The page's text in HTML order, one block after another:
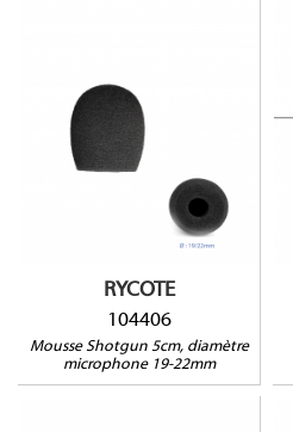
RYCOTE
104406
Mousse Shotgun 5cm, diamètre
microphone 19-22mm
Compatible avec : AKG
C391B, C460C, SE300B/CK91-
CK92-CK93, Audio-Technica
AT4053, Neumann KM180,
KM184, KM185, DPA 4006,
4011, Oktava MC012/MK012,
Rode NT5, Schoeps CMC